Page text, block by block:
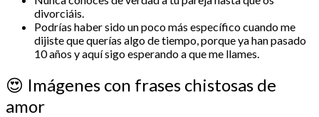
divorciáis.
Podrías haber sido un poco más específico cuando me
dijiste que querías algo de tiempo, porque ya han pasado
10 años y aquí sigo esperando a que me llames.
😍 Imágenes con frases chistosas de
amor